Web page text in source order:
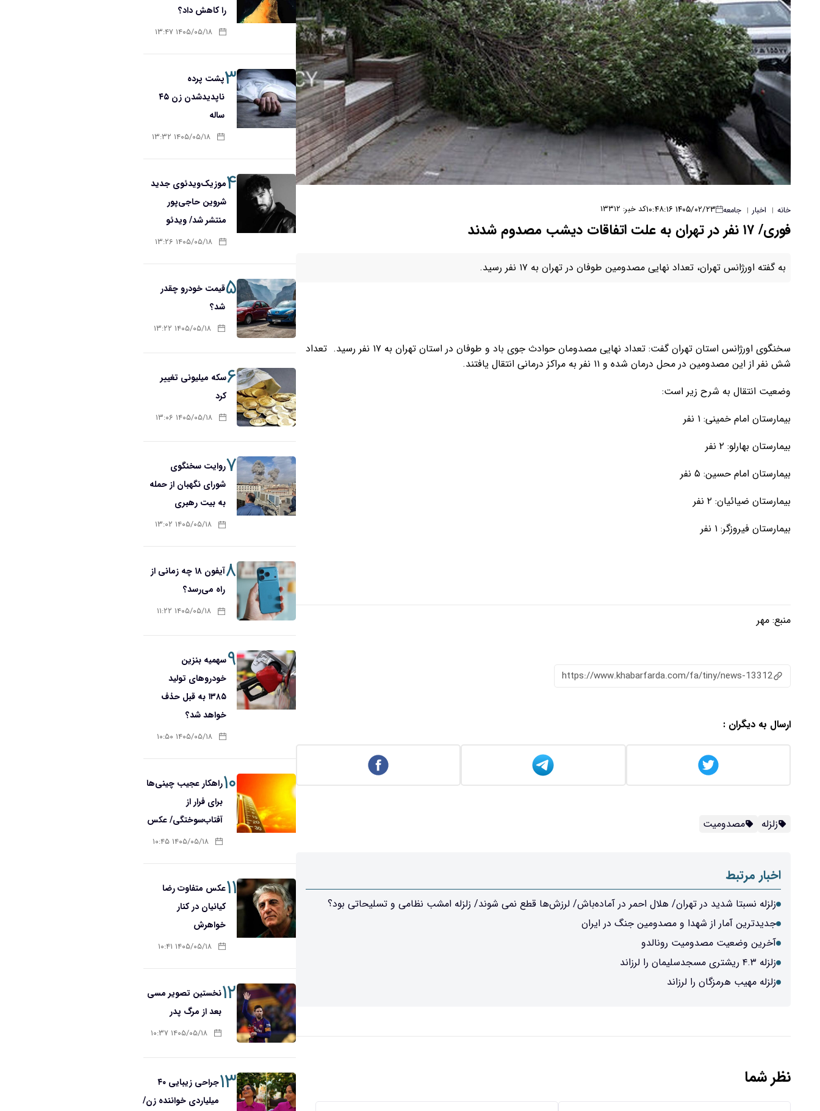
خانه | اخبار | جامعه ۱۴۰۵/۰۲/۲۳ ۱۰:۴۸:۱۶ کد خبر: ۱۳۳۱۲
فوری/ ۱۷ نفر در تهران به علت اتفاقات دیشب مصدوم شدند
به گفته اورژانس تهران، تعداد نهایی مصدومین طوفان در تهران به ۱۷ نفر رسید.
سخنگوی اورژانس استان تهران گفت: تعداد نهایی مصدومان حوادث جوی باد و طوفان در استان تهران به ۱۷ نفر رسید. تعداد
شش نفر از این مصدومین در محل درمان شده و ۱۱ نفر به مراکز درمانی انتقال یافتند.
وضعیت انتقال به شرح زیر است:
بیمارستان امام خمینی: ۱ نفر
بیمارستان بهارلو: ۲ نفر
بیمارستان امام حسین: ۵ نفر
بیمارستان ضیائیان: ۲ نفر
بیمارستان فیروزگر: ۱ نفر
منبع: مهر
https://www.khabarfarda.com/fa/tiny/news-13312
ارسال به دیگران :
زلزله مصدومیت
اخبار مرتبط
زلزله نسبتا شدید در تهران/ هلال احمر در آماده‌باش/ لرزش‌ها قطع نمی شوند/ زلزله امشب نظامی و تسلیحاتی بود؟
جدیدترین آمار از شهدا و مصدومین جنگ در ایران
آخرین وضعیت مصدومیت رونالدو
زلزله ۴.۳ ریشتری مسجدسلیمان را لرزاند
زلزله مهیب هرمزگان را لرزاند
نظر شما
را کاهش داد؟
۱۴۰۵/۰۵/۱۸ ۱۳:۴۷
۳پشت پرده
ناپدیدشدن زن ۴۵
ساله
۱۴۰۵/۰۵/۱۸ ۱۳:۳۲
۴موزیک‌ویدئوی جدید
شروین حاجی‌پور
منتشر شد/ ویدئو
۱۴۰۵/۰۵/۱۸ ۱۳:۲۶
۵قیمت خودرو چقدر
شد؟
۱۴۰۵/۰۵/۱۸ ۱۳:۲۲
۶سکه میلیونی تغییر
کرد
۱۴۰۵/۰۵/۱۸ ۱۳:۰۶
۷روایت سخنگوی
شورای نگهبان از حمله
به بیت رهبری
۱۴۰۵/۰۵/۱۸ ۱۳:۰۲
۸
آیفون ۱۸ چه زمانی از
راه می‌رسد؟
۱۴۰۵/۰۵/۱۸ ۱۱:۲۲
۹سهمیه بنزین
خودروهای تولید
۱۳۸۵ به قبل حذف
خواهد شد؟
۱۴۰۵/۰۵/۱۸ ۱۰:۵۰
۱۰راهکار عجیب چینی‌ها
برای فرار از
آفتاب‌سوختگی/ عکس
۱۴۰۵/۰۵/۱۸ ۱۰:۴۵
۱۱عکس متفاوت رضا
کیانیان در کنار
خواهرش
۱۴۰۵/۰۵/۱۸ ۱۰:۴۱
۱۲نخستین تصویر مسی
بعد از مرگ پدر
۱۴۰۵/۰۵/۱۸ ۱۰:۳۷
۱۳
جراحی زیبایی ۴۰
میلیاردی خواننده زن/